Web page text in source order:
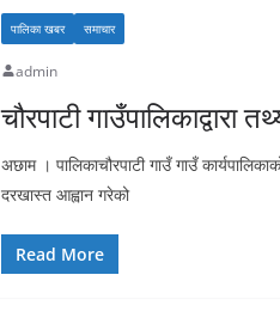
पालिका खबर समाचार
admin
चौरपाटी
अछाम । पालिकाचौरपाटी गाउँ गाउँ
दरखास्त आह्वान गरेको
Read More